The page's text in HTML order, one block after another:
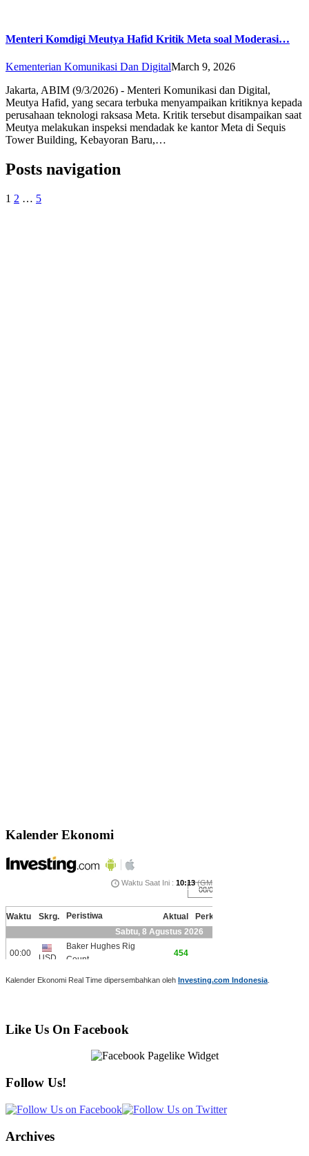
Menteri Komdigi Meutya Hafid Kritik Meta soal Moderasi…
Kementerian Komunikasi Dan DigitalMarch 9, 2026
Jakarta, ABIM (9/3/2026) - Menteri Komunikasi dan Digital,
Meutya Hafid, yang secara terbuka menyampaikan kritiknya kepada
perusahaan teknologi raksasa Meta. Kritik tersebut disampaikan saat
Meutya melakukan inspeksi mendadak ke kantor Meta di Sequis
Tower Building, Kebayoran Baru,…
Posts navigation
1 2 … 5
Kalender Ekonomi
Kalender Ekonomi Real Time dipersembahkan oleh Investing.com Indonesia
Like Us On Facebook
Follow Us!
Archives